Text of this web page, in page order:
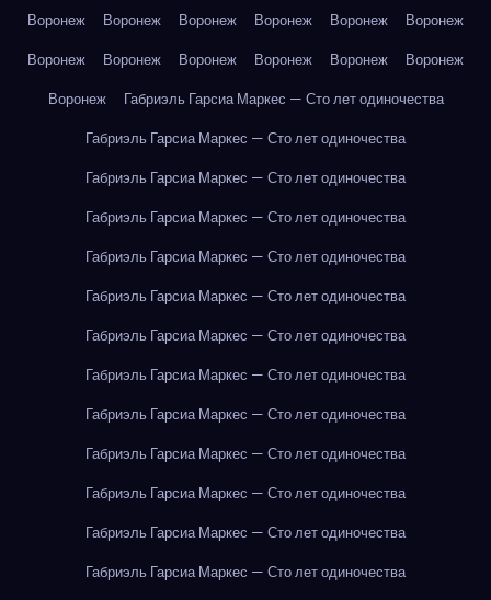
Воронеж
Воронеж Воронеж Воронеж Воронеж
Воронеж
Воронеж
Воронеж Воронеж Воронеж Воронеж
Воронеж
Воронеж
Габриэль Гарсиа Маркес — Сто лет одиночества
Габриэль Гарсиа Маркес — Сто лет одиночества
Габриэль Гарсиа Маркес — Сто лет одиночества
Габриэль Гарсиа Маркес — Сто лет одиночества
Габриэль Гарсиа Маркес — Сто лет одиночества
Габриэль Гарсиа Маркес — Сто лет одиночества
Габриэль Гарсиа Маркес — Сто лет одиночества
Габриэль Гарсиа Маркес — Сто лет одиночества
Габриэль Гарсиа Маркес — Сто лет одиночества
Габриэль Гарсиа Маркес — Сто лет одиночества
Габриэль Гарсиа Маркес — Сто лет одиночества
Габриэль Гарсиа Маркес — Сто лет одиночества
Габриэль Гарсиа Маркес — Сто лет одиночества